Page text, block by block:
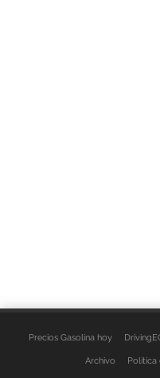
Precios Gasolina hoy
Archivo Política